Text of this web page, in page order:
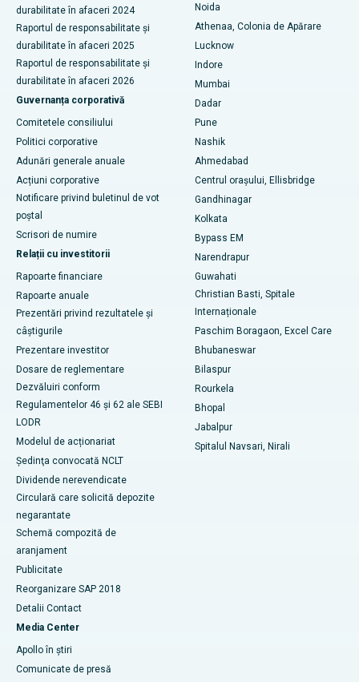
Cel mai bun spital din Seshadripuram, Bangalore
Cel mai bun spital din Waltair Main Road, Visakhapatnam
Cel mai bun spital din Subhash Nagar Road, Karimnagar
Cel mai bun spital din Managari, Karaikudi
Cel mai bun spital din Arepally, Warangal
Cel mai bun spital din colonia Arera, Bhopal
Cel mai bun spital din Jayanagar, Bangalore
Cel mai bun spital din KK Nagar, Madurai
Cel mai bun spital din Ramji Nagar, Nellore
Cel mai bun spital din sectorul 19, Rourkela
Cel mai bun spital din Swargate, Pune
Cel mai bun spital de cancer pentru femei din sudul Delhi
durabilitate în afaceri 2024
Raportul de responsabilitate și
durabilitate în afaceri 2025
Raportul de responsabilitate și
durabilitate în afaceri 2026
Guvernanța corporativă
Comitetele consiliului
Politici corporative
Adunări generale anuale
Acțiuni corporative
Notificare privind buletinul de vot
poștal
Scrisori de numire
Relații cu investitorii
Rapoarte financiare
Rapoarte anuale
Prezentări privind rezultatele și
câștigurile
Prezentare investitor
Dosare de reglementare
Dezvăluiri conform
Regulamentelor 46 și 62 ale SEBI
LODR
Modelul de acționariat
Şedinţa convocată NCLT
Dividende nerevendicate
Circulară care solicită depozite
negarantate
Schemă compozită de
aranjament
Publicitate
Reorganizare SAP 2018
Detalii Contact
Media Center
Apollo în știri
Comunicate de presă
Noida
Athenaa, Colonia de Apărare
Lucknow
Indore
Mumbai
Dadar
Pune
Nashik
Ahmedabad
Centrul orașului, Ellisbridge
Gandhinagar
Kolkata
Bypass EM
Narendrapur
Guwahati
Christian Basti, Spitale
Internaționale
Paschim Boragaon, Excel Care
Bhubaneswar
Bilaspur
Rourkela
Bhopal
Jabalpur
Spitalul Navsari, Nirali